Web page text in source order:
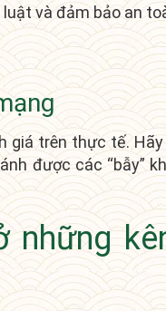
luật và đảm bảo an
giá trên thực tế.
được các “bẫy”
những